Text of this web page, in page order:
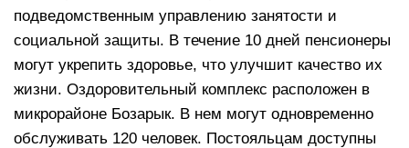
подведомственным управлению занятости и
социальной защиты. В течение 10 дней пенсионеры
могут укрепить здоровье, что улучшит качество их
жизни. Оздоровительный комплекс расположен в
микрорайоне Бозарык. В нем могут одновременно
обслуживать 120 человек. Постояльцам доступны